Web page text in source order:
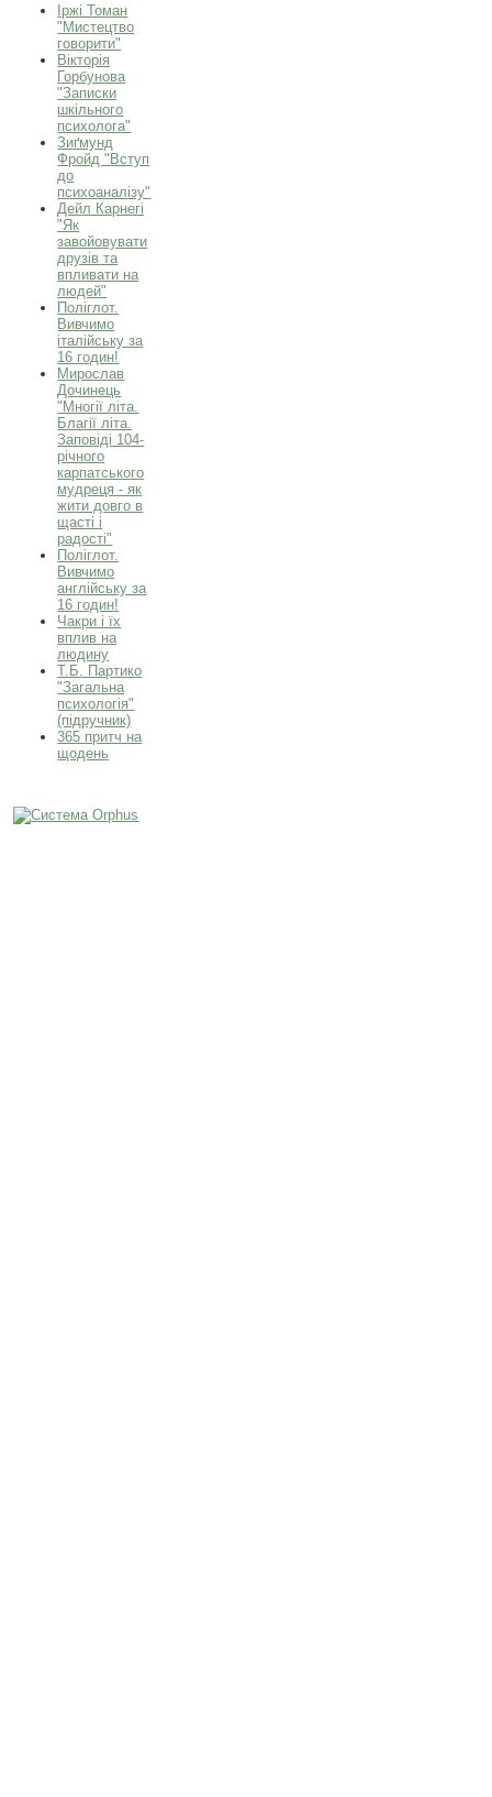
Іржі Томан
"Мистецтво
говорити"
Вікторія
Горбунова
"Записки
шкільного
психолога"
Зиґмунд
Фройд "Вступ
до
психоаналізу"
Дейл Карнегі
"Як
завойовувати
друзів та
впливати на
людей"
Поліглот.
Вивчимо
італійську за
16 годин!
Мирослав
Дочинець
"Многії літа.
Благії літа.
Заповіді 104-
річного
карпатського
мудреця - як
жити довго в
щасті і
радості"
Поліглот.
Вивчимо
англійську за
16 годин!
Чакри і їх
вплив на
людину
Т.Б. Партико
"Загальна
психологія"
(підручник)
365 притч на
щодень